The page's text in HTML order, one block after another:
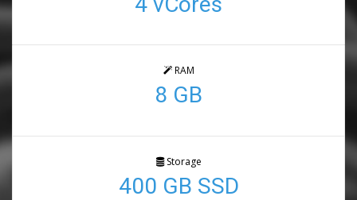
RAM
8 GB
Storage
400 GB SSD